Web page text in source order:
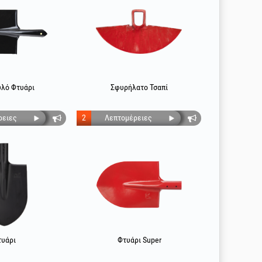
Φτυάρι Σφυρήλατο Τσαπί
Λεπτομέρειες
2
Φτυάρι Super